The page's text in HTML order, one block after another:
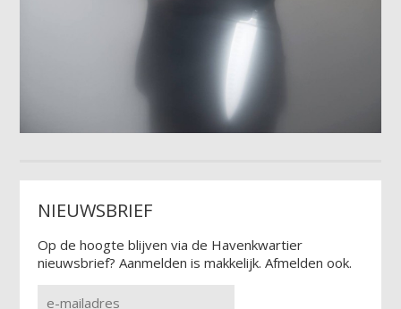
NIEUWSBRIEF
Op de hoogte blijven via de Havenkwartier
nieuwsbrief? Aanmelden is makkelijk. Afmelden ook.